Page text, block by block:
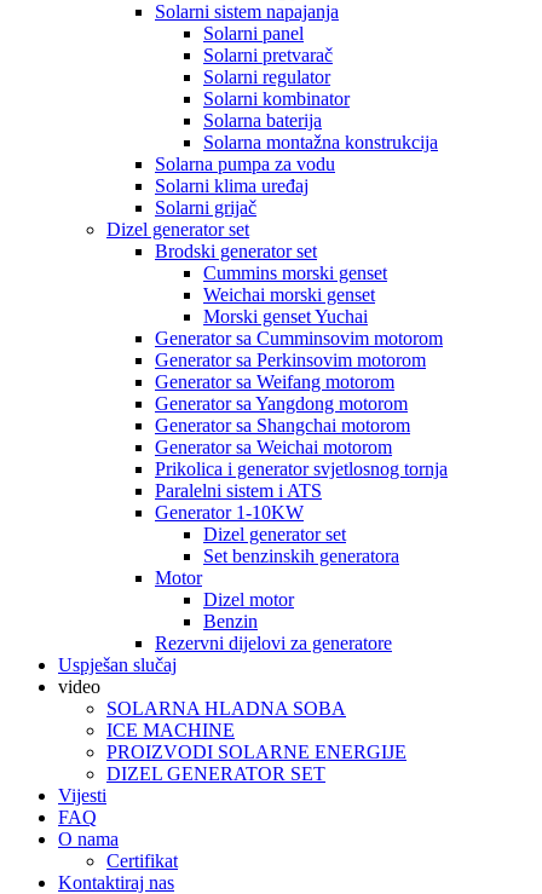
Solarni sistem napajanja
Solarni panel
Solarni pretvarač
Solarni regulator
Solarni kombinator
Solarna baterija
Solarna montažna konstrukcija
Solarna pumpa za vodu
Solarni klima uređaj
Solarni grijač
Dizel generator set
Brodski generator set
Cummins morski genset
Weichai morski genset
Morski genset Yuchai
Generator sa Cumminsovim motorom
Generator sa Perkinsovim motorom
Generator sa Weifang motorom
Generator sa Yangdong motorom
Generator sa Shangchai motorom
Generator sa Weichai motorom
Prikolica i generator svjetlosnog tornja
Paralelni sistem i ATS
Generator 1-10KW
Dizel generator set
Set benzinskih generatora
Motor
Dizel motor
Benzin
Rezervni dijelovi za generatore
Uspješan slučaj
video
SOLARNA HLADNA SOBA
ICE MACHINE
PROIZVODI SOLARNE ENERGIJE
DIZEL GENERATOR SET
Vijesti
FAQ
O nama
Certifikat
Kontaktiraj nas